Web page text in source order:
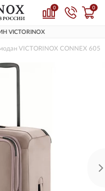
0 0
VICTORINOX CONNEX